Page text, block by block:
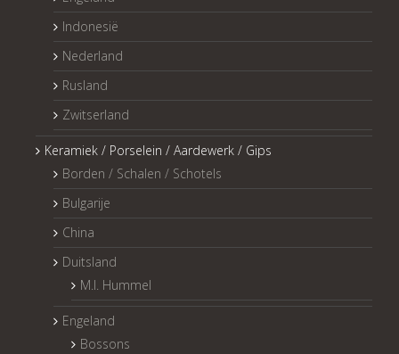
Indonesië
Nederland
Rusland
Zwitserland
Keramiek / Porselein / Aardewerk / Gips
Borden / Schalen / Schotels
Bulgarije
China
Duitsland
M.I. Hummel
Engeland
Bossons